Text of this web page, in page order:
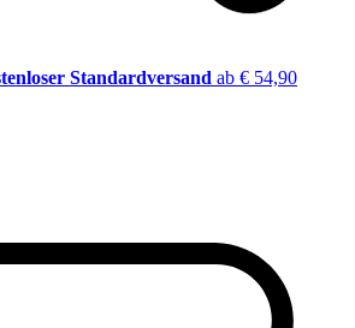
Standardversand ab € 54,90